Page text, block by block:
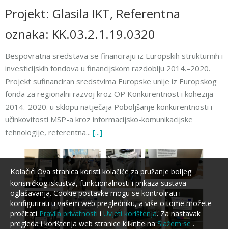
Projekt: Glasila IKT, Referentna
oznaka: KK.03.2.1.19.0320
Bespovratna sredstava se financiraju iz Europskih strukturnih i
investicijskih fondova u financijskom razdoblju 2014.–2020.
Projekt sufinanciran sredstvima Europske unije iz Europskog
fonda za regionalni razvoj kroz OP Konkurentnost i kohezija
2014.-2020. u sklopu natječaja Poboljšanje konkurentnosti i
učinkovitosti MSP-a kroz informacijsko-komunikacijske
tehnologije, referentna... [...]
Kolačići Ova stranica koristi kolačiće za pružanje boljeg
korisničkog iskustva, funkcionalnosti i prikaza sustava
oglašavanja. Cookie postavke mogu se kontrolirati i
konfigurirati u vašem web pregledniku, a više o tome možete
pročitati Pravila privatnosti i Uvjeti korištenja. Za nastavak
pregleda i korištenja web stranice kliknite naSlažem se .